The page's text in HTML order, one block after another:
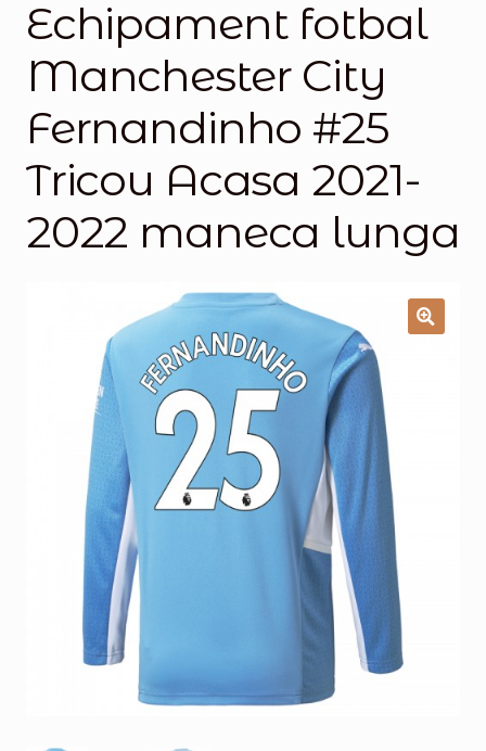
Magazinul
Echipament fotbal
Manchester City
Fernandinho #25
Tricou Acasa 2021-
2022 maneca lunga